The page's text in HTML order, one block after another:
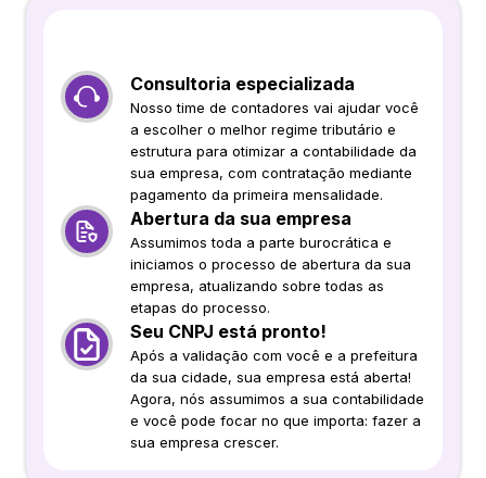
Consultoria especializada
Nosso time de contadores vai ajudar você
a escolher o melhor regime tributário e
estrutura para otimizar a contabilidade da
sua empresa, com contratação mediante
pagamento da primeira mensalidade.
Abertura da sua empresa
Assumimos toda a parte burocrática e
iniciamos o processo de abertura da sua
empresa, atualizando sobre todas as
etapas do processo.
Seu CNPJ está pronto!
Após a validação com você e a prefeitura
da sua cidade, sua empresa está aberta!
Agora, nós assumimos a sua contabilidade
e você pode focar no que importa: fazer a
sua empresa crescer.